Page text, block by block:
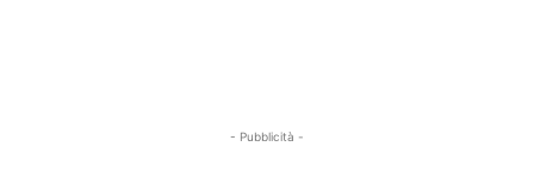
- Pubblicità -